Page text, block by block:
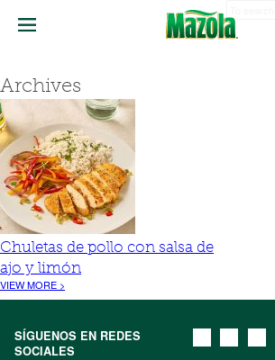
Archives
Chuletas de pollo con salsa de
ajo y limón
VIEW MORE >
SÍGUENOS EN REDES
SOCIALES